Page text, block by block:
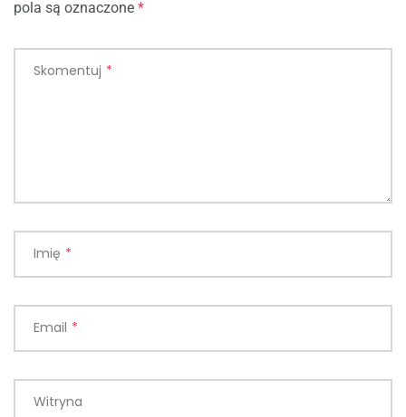
pola są oznaczone *
Skomentuj *
Imię *
Email *
Witryna